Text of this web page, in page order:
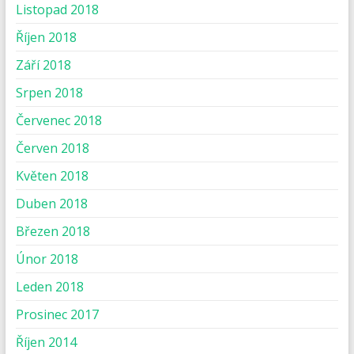
Listopad 2018
Říjen 2018
Září 2018
Srpen 2018
Červenec 2018
Červen 2018
Květen 2018
Duben 2018
Březen 2018
Únor 2018
Leden 2018
Prosinec 2017
Říjen 2014